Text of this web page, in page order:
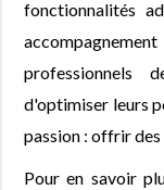
fonctionnalités
professionnels
d'optimiser leurs
passion : offrir
Pour en savoir